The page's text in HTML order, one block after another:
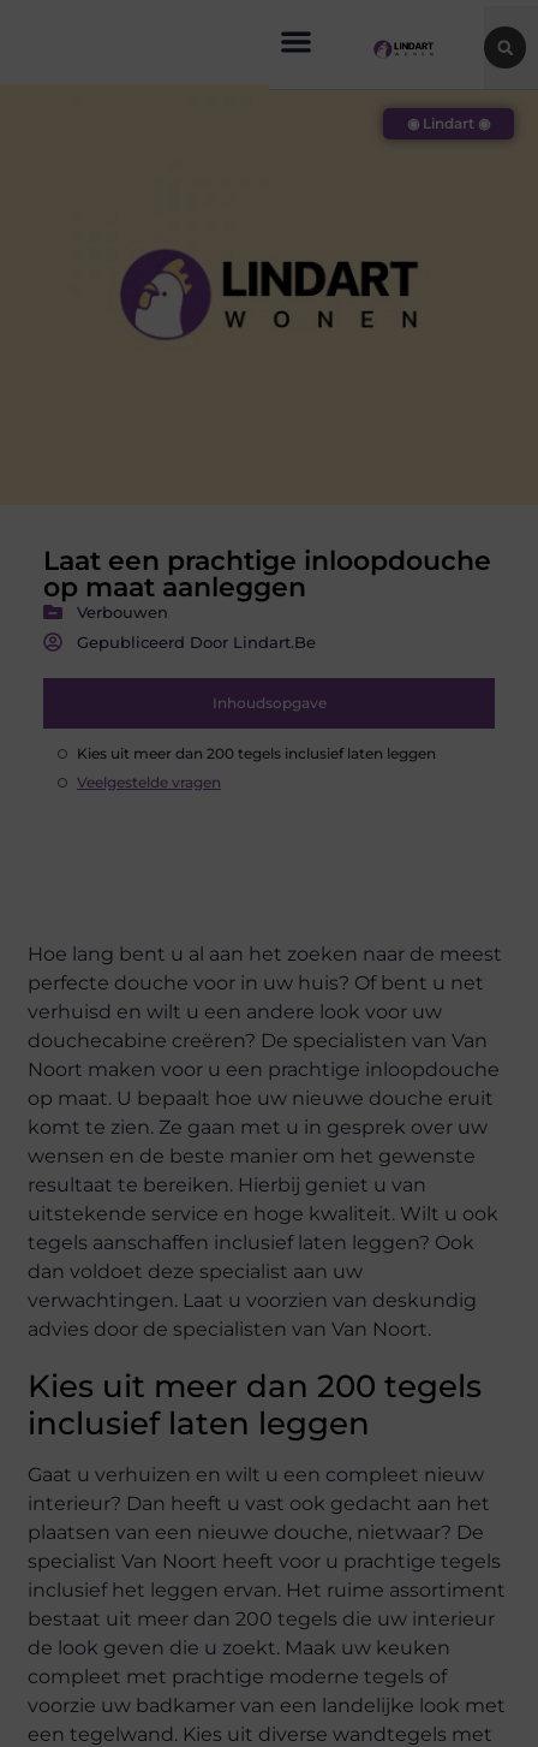
Laat een prachtige inloopdouche
op maat aanleggen
Verbouwen
Gepubliceerd Door Lindart.be
Inhoudsopgave
Kies uit meer dan 200 tegels inclusief laten leggen
Veelgestelde vragen
◉ Lindart ◉
Hoe lang bent u al aan het zoeken naar de meest
perfecte douche voor in uw huis? Of bent u net
verhuisd en wilt u een andere look voor uw
douchecabine creëren? De specialisten van Van
Noort maken voor u een prachtige inloopdouche
op maat. U bepaalt hoe uw nieuwe douche eruit
komt te zien. Ze gaan met u in gesprek over uw
wensen en de beste manier om het gewenste
resultaat te bereiken. Hierbij geniet u van
uitstekende service en hoge kwaliteit. Wilt u ook
tegels aanschaffen inclusief laten leggen? Ook
dan voldoet deze specialist aan uw
verwachtingen. Laat u voorzien van deskundig
advies door de specialisten van Van Noort.
Kies uit meer dan 200 tegels
inclusief laten leggen
Gaat u verhuizen en wilt u een compleet nieuw
interieur? Dan heeft u vast ook gedacht aan het
plaatsen van een nieuwe douche, nietwaar? De
specialist Van Noort heeft voor u prachtige tegels
inclusief het leggen ervan. Het ruime assortiment
bestaat uit meer dan 200 tegels die uw interieur
de look geven die u zoekt. Maak uw keuken
compleet met prachtige moderne tegels of
voorzie uw badkamer van een landelijke look met
een tegelwand. Kies uit diverse wandtegels met